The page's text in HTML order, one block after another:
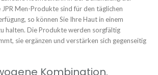
Men-Produkte sind für den täglichen
so können Sie Ihre Haut in einem
halten. Die Produkte werden sorgfältig
sie ergänzen und verstärken sich gegenseitig
Kombination.